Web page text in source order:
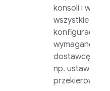
konsoli i
wszystkie
konfiguracyjne
wymagane
dostawcę
np. ustaw